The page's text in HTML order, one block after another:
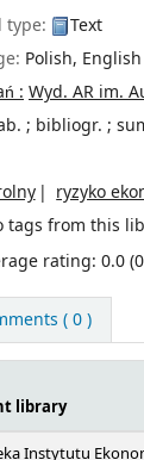
type:
Text
Polish, English
: Wyd. AR im.
; bibliogr. ;
ryzyko
tags from this
rating: 0.0
( 0 )
library
Instytutu